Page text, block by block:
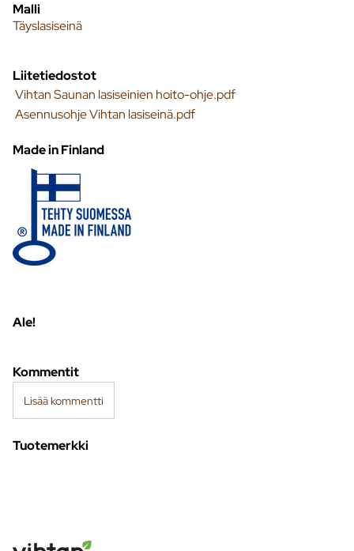
Malli
Täyslasiseinä
Liitetiedostot
Vihtan Saunan lasiseinien hoito-ohje.pdf
Asennusohje Vihtan lasiseinä.pdf
Made in Finland
Ale!
Kommentit
Lisää kommentti
Tuotemerkki